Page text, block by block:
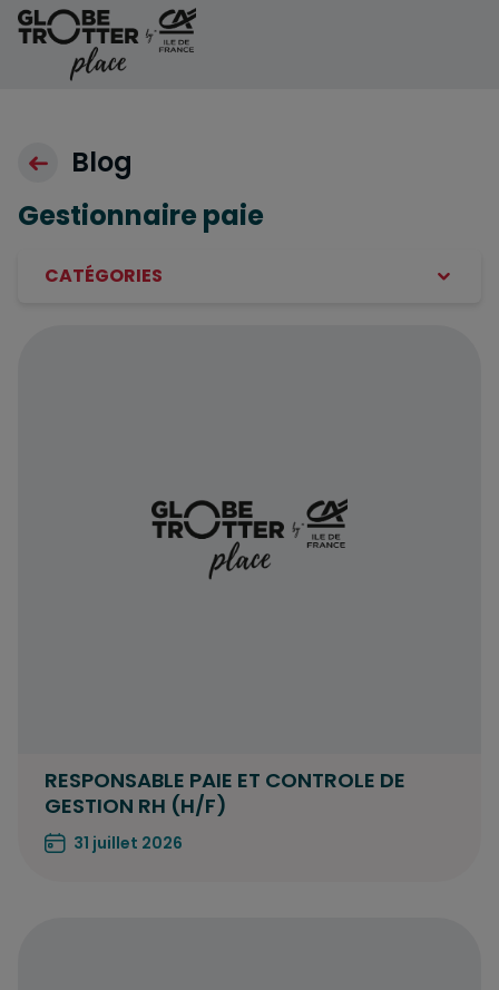
Aller au contenu
Blog
Gestionnaire paie
CATÉGORIES
RESPONSABLE PAIE ET CONTROLE DE
GESTION RH (H/F)
31 juillet 2026